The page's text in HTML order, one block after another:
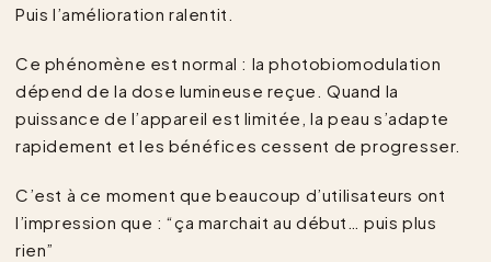
Puis l’amélioration ralentit.
Ce phénomène est normal : la photobiomodulation
dépend de la dose lumineuse reçue. Quand la
puissance de l’appareil est limitée, la peau s’adapte
rapidement et les bénéfices cessent de progresser.
C’est à ce moment que beaucoup d’utilisateurs ont
l’impression que : “ça marchait au début… puis plus
rien”